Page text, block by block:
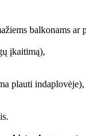
balkonams ar
įkaitimą),
plauti indaplovėje),